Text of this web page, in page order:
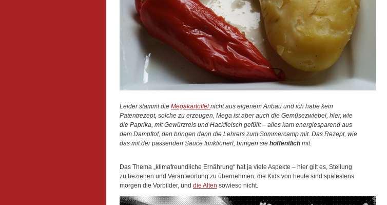
Leider stammt die Megakartoffel nicht aus eigenem Anbau und ich habe kein
Patentrezept, solche zu erzeugen, Mega ist aber auch die Gemüsezwiebel, hier, wie
die Paprika, mit Gewürzreis und Hackfleisch gefüllt – alles kam energiesparend aus
dem Dampftof, den bringen dann die Lehrers zum Sommercamp mit. Das Rezept, wie
das mit der passenden Sauce funktionert, bringen sie hoffentlich mit.
Das Thema „klimafreundliche Ernährung“ hat ja viele Aspekte – hier gilt es, Stellung
zu beziehen und Verantwortung zu übernehmen, die Kids von heute sind spätestens
morgen die Vorbilder, und die Alten sowieso nicht.